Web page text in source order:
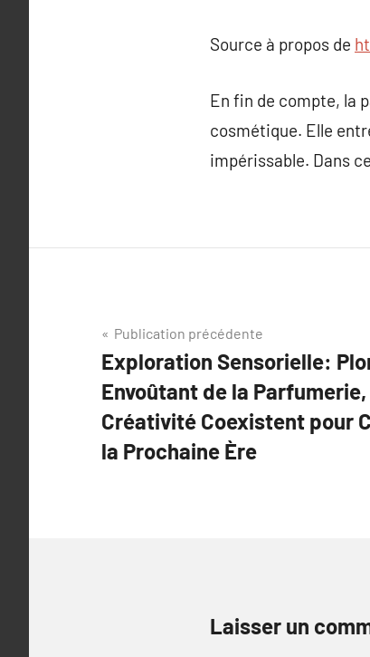
Source à propos de
En fin de compte, la
cosmétique. Elle
impérissable. Dans
Navigation
de
l’article
Publication précédente
Exploration Sensorielle:
Envoûtant de la
Créativité Coexistent pour
la Prochaine Ère
Laisser un